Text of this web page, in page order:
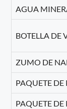
AGUA
BOTELLA DE
ZUMO DE
PAQUETE
PAQUETE DE